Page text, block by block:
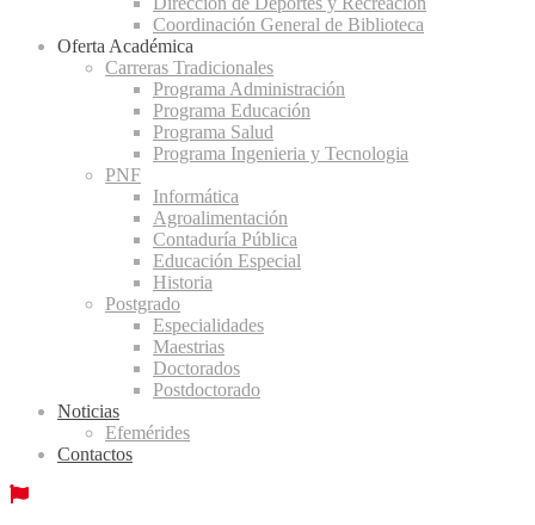
Coordinación General de Biblioteca
Oferta Académica
Carreras Tradicionales
Programa Administración
Programa Educación
Programa Salud
Programa Ingenieria y Tecnologia
PNF
Informática
Agroalimentación
Contaduría Pública
Educación Especial
Historia
Postgrado
Especialidades
Maestrias
Doctorados
Postdoctorado
Noticias
Efemérides
Contactos